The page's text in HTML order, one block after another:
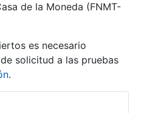
de la Moneda (FNMT-
es necesario
solicitud a las pruebas
.